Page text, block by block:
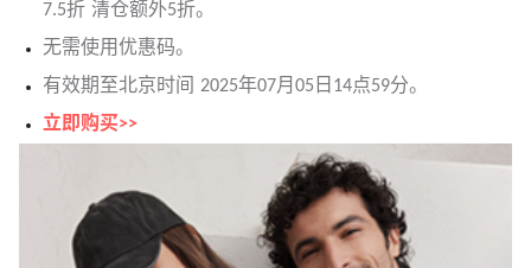
7.5折 清仓额外5折。
无需使用优惠码。
有效期至北京时间 2025年07月05日14点59分。
立即购买>>